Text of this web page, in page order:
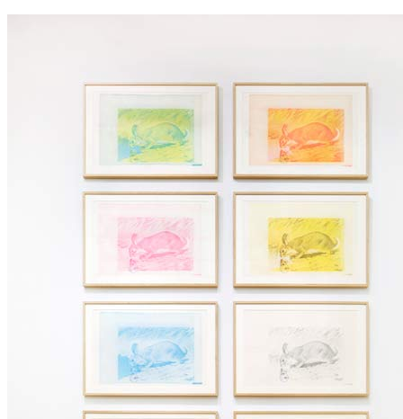
AUSLAGESTELLEN
ABO BESTELLEN
NEWS-ARCHIV